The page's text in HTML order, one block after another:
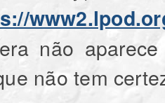
não
não tem